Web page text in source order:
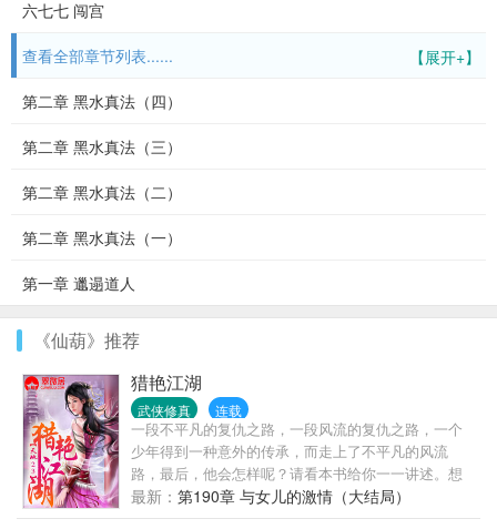
六七七 闯宫
【展开+】
查看全部章节列表......
第二章 黑水真法（四）
第二章 黑水真法（三）
第二章 黑水真法（二）
第二章 黑水真法（一）
第一章 邋遢道人
《仙葫》推荐
猎艳江湖
武侠修真 连载
一段不平凡的复仇之路，一段风流的复仇之路，一个
少年得到一种意外的传承，而走上了不平凡的风流
路，最后，他会怎样呢？请看本书给你一一讲述。想
看刺激的点击！！本书既是是以一部好看的武侠小
说，敬请阅读与收藏！
最新： 第190章 与女儿的激情（大结局）